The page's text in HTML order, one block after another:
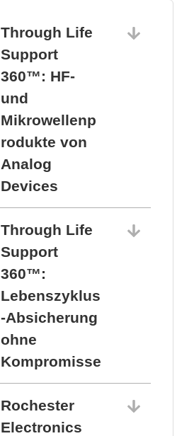
Through Life
Support
360™: HF-
und
Mikrowellenp
rodukte von
Analog
Devices
Through Life
Support
360™:
Lebenszyklus
-Absicherung
ohne
Kompromisse
Rochester
Electronics